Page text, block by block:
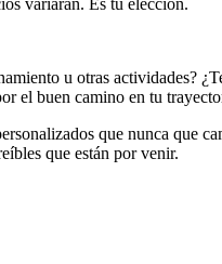
variarán. Es tu elección.
u otras actividades?
el buen camino en tu
que nunca que
que están por venir.